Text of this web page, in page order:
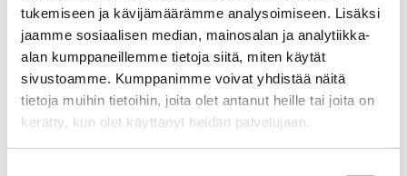
tukemiseen ja kävijämäärämme analysoimiseen. Lisäksi
jaamme sosiaalisen median, mainosalan ja analytiikka-
alan kumppaneillemme tietoja siitä, miten käytät
sivustoamme. Kumppanimme voivat yhdistää näitä
tietoja muihin tietoihin, joita olet antanut heille tai joita on
kerätty, kun olet käyttänyt heidän palvelujaan.
olosuhteisiin ja tuloksiin saa minut
haluamaan olla parempi lähes
jokaisena päivänä.
V